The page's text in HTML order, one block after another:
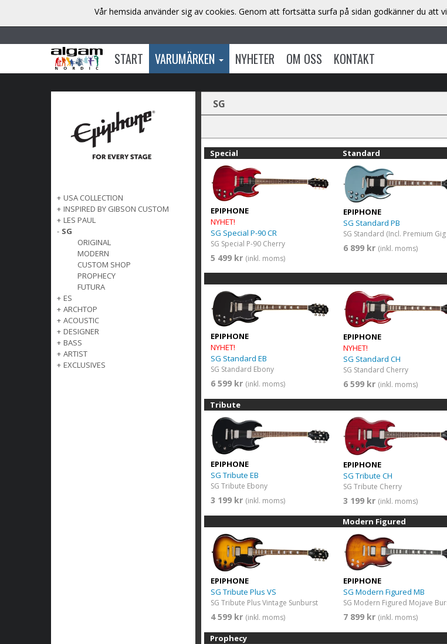
START VARUMÄRKEN NYHETER OM OSS KONTAKT
+ USA COLLECTION
+ INSPIRED BY GIBSON CUSTOM
+ LES PAUL
- SG
ORIGINAL
MODERN
CUSTOM SHOP
PROPHECY
FUTURA
+ ES
+ ARCHTOP
+ ACOUSTIC
+ DESIGNER
+ BASS
+ ARTIST
+ EXCLUSIVES
SG
Special
EPIPHONE
NYHET!
SG Special P-90 CR
SG Special P-90 Cherry
5 499 kr (inkl. moms)
Standard
EPIPHONE
SG Standard PB
6 899 kr (inkl. moms)
EPIPHONE
NYHET!
SG Standard EB
SG Standard Ebony
6 599 kr (inkl. moms)
EPIPHONE
NYHET!
SG Standard CH
SG Standard Cherry
6 599 kr (inkl. moms)
Tribute
EPIPHONE
SG Tribute EB
SG Tribute Ebony
3 199 kr (inkl. moms)
EPIPHONE
SG Tribute CH
SG Tribute Cherry
3 199 kr (inkl. moms)
EPIPHONE
SG Tribute Plus VS
SG Tribute Plus Vintage Sunburst
4 599 kr (inkl. moms)
Modern Figured
EPIPHONE
SG Modern Figured MB
SG Modern Figured Mojave
7 899 kr (inkl. moms)
Prophecy
Vår hemsida använder sig av cookies. Genom att fortsätta surfa på sidan godkänner du att